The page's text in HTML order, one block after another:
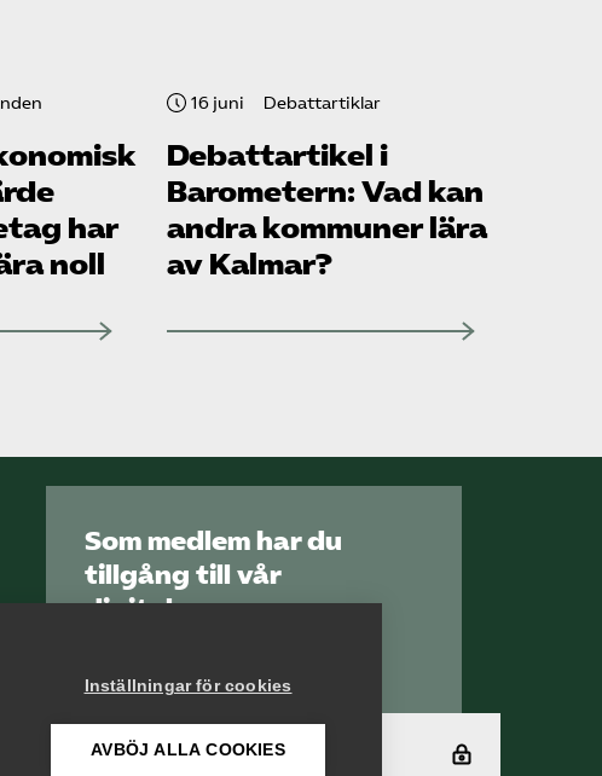
har
noll
16 juni Debattartiklar
Debattartikel i
Barometern: Vad kan
andra kommuner lära
av Kalmar?
Som medlem har du
tillgång till vår
digitala
Arbetsgivarguiden
Logga in
Inställningar för cookies
AVBÖJ ALLA COOKIES